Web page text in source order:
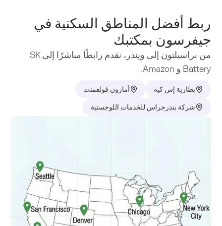
ربط أفضل المناطق السكنية في
جيفرسون بمكتبك
من براسيلتون إلى ويندر، نقدم رابطًا مباشرًا إلى SK
Battery و Amazon.
بطارية إس كيه أمازون فولفمنت
شركة بندرجراس للخدمات اللوجستية